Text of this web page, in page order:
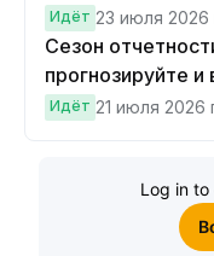
прогнозов
Идёт 23 июля 2026
Сезон
прогнозируйте и
Cybertruck!
Идёт 21 июля 2026
Log in